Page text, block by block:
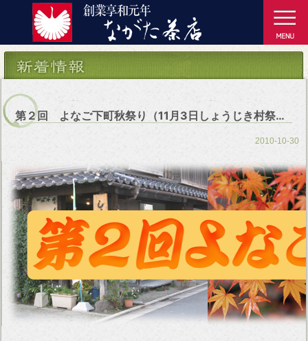
第２回 よなご下町秋祭り（11月3日しょうじき村祭り）
2010-10-30